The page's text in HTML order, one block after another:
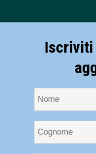
Iscriviti